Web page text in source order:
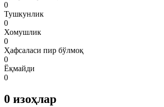
0
Тушкунлик
0
Хомушлик
0
Ҳафсаласи пир бўлмоқ
0
Ёқмайди
0
0 изоҳлар